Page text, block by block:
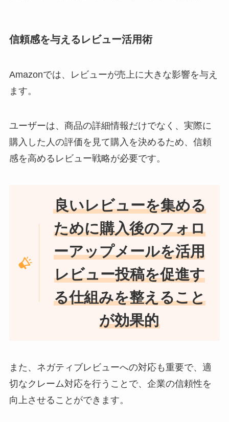
信頼感を与えるレビュー活用術
Amazonでは、レビューが売上に大きな影響を与え
ます。
ユーザーは、商品の詳細情報だけでなく、実際に
購入した人の評価を見て購入を決めるため、信頼
感を高めるレビュー戦略が必要です。
良いレビューを集める
ために購入後のフォロ
ーアップメールを活用
レビュー投稿を促進す
る仕組みを整えること
が効果的
また、ネガティブレビューへの対応も重要で、適
切なクレーム対応を行うことで、企業の信頼性を
向上させることができます。